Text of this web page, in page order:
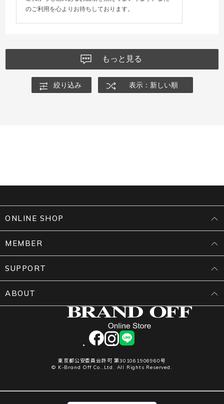
のご利用を心よりお待ちしております。
もっと見る
絞り込み 表示：新しい順
facebookinstagram
LINE
東京都公安委員会許可 第301061906960号
© K-Brand Off Co.,Ltd. All Rights Reserved.
ONLINE SHOP
MEMBER
SUPPORT
ABOUT